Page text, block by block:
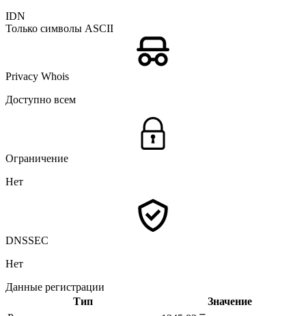
IDN
Только символы ASCII
Privacy Whois
Доступно всем
Ограничение
Нет
DNSSEC
Нет
Данные регистрации
Тип
Значение